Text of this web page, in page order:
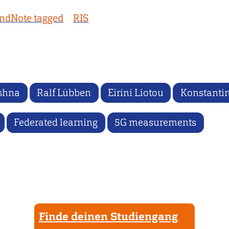
tagged RIS
Ralf Lübben Eirini Liotou
Federated learning 5G measurements
Finde deinen Studiengang